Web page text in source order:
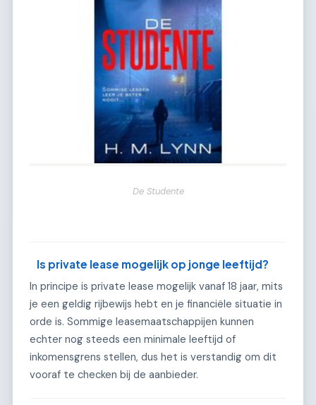
De Studente
Is private lease mogelijk op jonge leeftijd?
In principe is private lease mogelijk vanaf 18 jaar, mits
je een geldig rijbewijs hebt en je financiële situatie in
orde is. Sommige leasemaatschappijen kunnen
echter nog steeds een minimale leeftijd of
inkomensgrens stellen, dus het is verstandig om dit
vooraf te checken bij de aanbieder.